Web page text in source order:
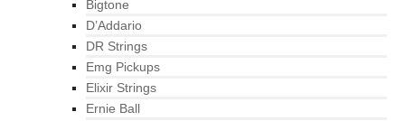
Bigtone
D’Addario
DR Strings
Emg Pickups
Elixir Strings
Ernie Ball